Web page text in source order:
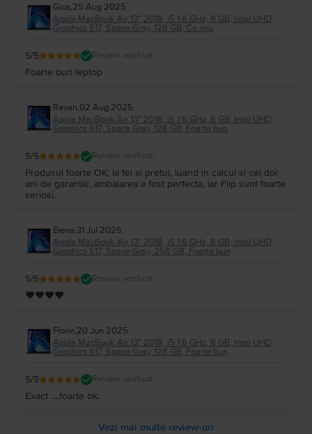
Gica,25 Aug 2025
Apple MacBook Air 13″ 2018, i5 1.6 GHz, 8 GB, Intel UHD
Graphics 617, Space Gray, 128 GB, Ca nou
5/5 Review verificat
Foarte bun leptop
Ravan,02 Aug 2025
Apple MacBook Air 13″ 2018, i5 1.6 GHz, 8 GB, Intel UHD
Graphics 617, Space Gray, 128 GB, Foarte bun
5/5 Review verificat
Produsul foarte OK, la fel si pretul, luand in calcul si cei doi
ani de garantie, ambalarea a fost perfecta, iar Flip sunt foarte
seriosi.
Elena,31 Jul 2025
Apple MacBook Air 13″ 2018, i5 1.6 GHz, 8 GB, Intel UHD
Graphics 617, Space Gray, 256 GB, Foarte bun
5/5 Review verificat
❤❤❤❤
Florin,20 Jun 2025
Apple MacBook Air 13″ 2018, i5 1.6 GHz, 8 GB, Intel UHD
Graphics 617, Space Gray, 128 GB, Foarte bun
5/5 Review verificat
Exact ....foarte ok.
Vezi mai multe review-uri